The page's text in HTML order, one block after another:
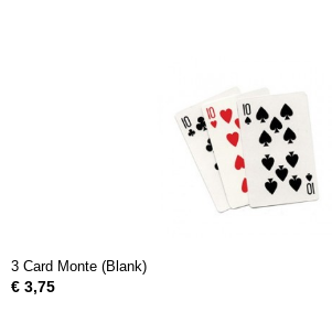
3 Card Monte (Blank)
€ 3,75